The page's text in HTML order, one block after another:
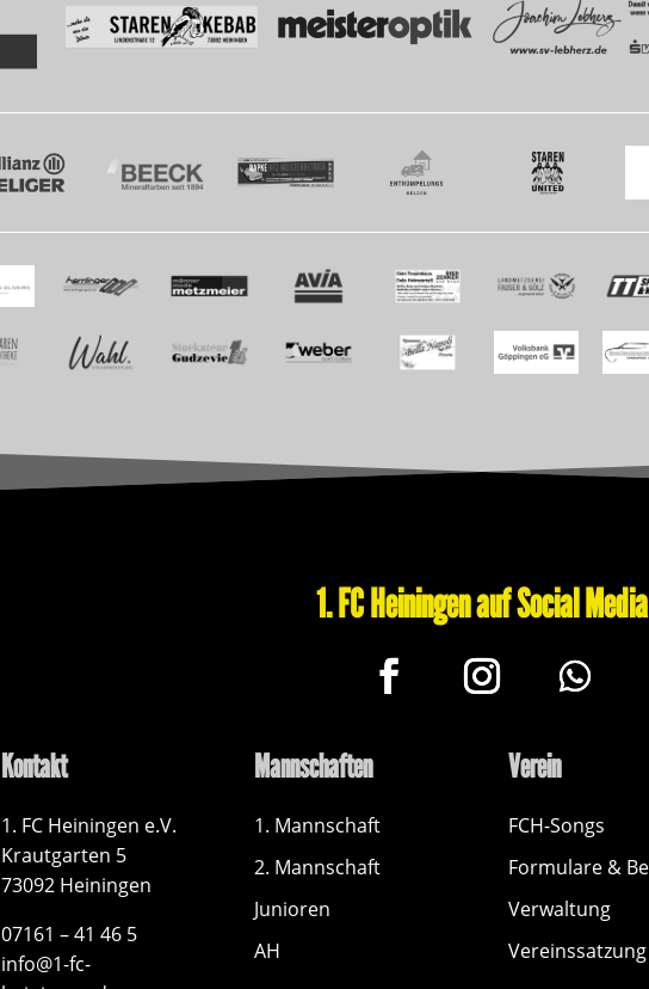
1. FC Heiningen auf Social Media
Kontakt
1. FC Heiningen e.V.
Krautgarten 5
73092 Heiningen
07161 – 41 46 5
info@1-fc-
Mannschaften
1. Mannschaft
2. Mannschaft
Junioren
AH
Verein
FCH-Songs
Formulare &
Verwaltung
Vereinssatzung